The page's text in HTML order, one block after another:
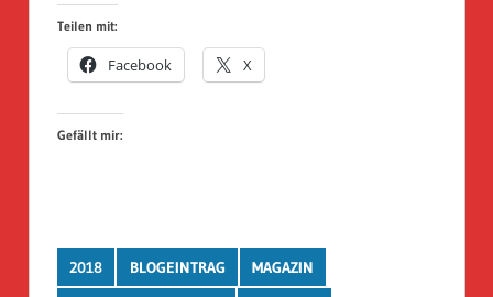
Teilen mit:
Facebook X
Gefällt mir:
2018 BLOGEINTRAG MAGAZIN